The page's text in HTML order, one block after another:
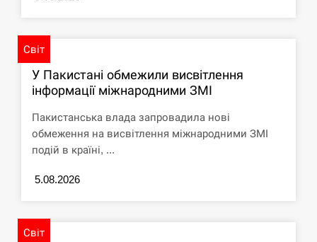
12:23
СЕРПЕНЬ
12:10
У США зафіксували рекордний спалах
циклоспорозу, захворіли понад 10 тисяч…
почта”: что известно об…
Світ
У Пакистані обмежили висвітлення
інформації міжнародними ЗМІ
Пакистанська влада запровадила нові
обмеження на висвітлення міжнародними ЗМІ
подій в країні, ...
5.08.2026
Світ